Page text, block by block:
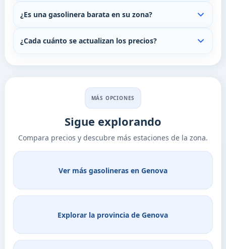
¿Es una gasolinera barata en su zona?
¿Cada cuánto se actualizan los precios?
MÁS OPCIONES
Sigue explorando
Compara precios y descubre más estaciones de la zona.
Ver más gasolineras en Genova
Explorar la provincia de Genova